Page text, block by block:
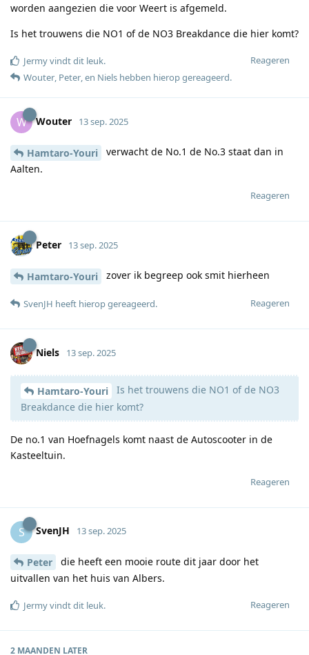
worden aangezien die voor Weert is afgemeld.
Is het trouwens die NO1 of de NO3 Breakdance die hier komt?
Reageren
Jermyvindt dit leuk.
Wouter, Peter, en Niels hebben hierop gereageerd.
W Wouter 13 sep. 2025
Hamtaro-Youri
verwacht de No.1 de No.3 staat dan in
Aalten.
Reageren
Peter 13 sep. 2025
Hamtaro-Youri zover ik begreep ook smit hierheen
Reageren
SvenJH heeft hierop gereageerd.
Niels 13 sep. 2025
Hamtaro-Youri
Is het trouwens die NO1 of de NO3
Breakdance die hier komt?
De no.1 van Hoefnagels komt naast de Autoscooter in de
Kasteeltuin.
Reageren
S SvenJH 13 sep. 2025
Peter
die heeft een mooie route dit jaar door het
uitvallen van het huis van Albers.
Reageren
Jermyvindt dit leuk.
2 MAANDEN LATER